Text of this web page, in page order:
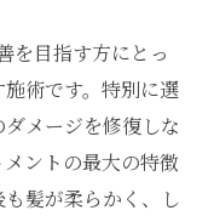
を目指す方にとっ
術です。特別に選
メージを修復しな
ントの最大の特徴
髪が柔らかく、し